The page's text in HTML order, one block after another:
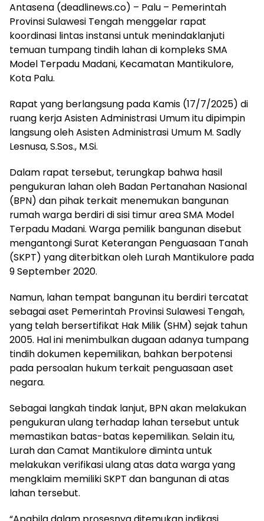
Antasena (deadlinews.co) – Palu – Pemerintah
Provinsi Sulawesi Tengah menggelar rapat
koordinasi lintas instansi untuk menindaklanjuti
temuan tumpang tindih lahan di kompleks SMA
Model Terpadu Madani, Kecamatan Mantikulore,
Kota Palu.
Rapat yang berlangsung pada Kamis (17/7/2025) di
ruang kerja Asisten Administrasi Umum itu dipimpin
langsung oleh Asisten Administrasi Umum M. Sadly
Lesnusa, S.Sos., M.Si.
Dalam rapat tersebut, terungkap bahwa hasil
pengukuran lahan oleh Badan Pertanahan Nasional
(BPN) dan pihak terkait menemukan bangunan
rumah warga berdiri di sisi timur area SMA Model
Terpadu Madani. Warga pemilik bangunan disebut
mengantongi Surat Keterangan Penguasaan Tanah
(SKPT) yang diterbitkan oleh Lurah Mantikulore pada
9 September 2020.
Namun, lahan tempat bangunan itu berdiri tercatat
sebagai aset Pemerintah Provinsi Sulawesi Tengah,
yang telah bersertifikat Hak Milik (SHM) sejak tahun
2005. Hal ini menimbulkan dugaan adanya tumpang
tindih dokumen kepemilikan, bahkan berpotensi
pada persoalan hukum terkait penguasaan aset
negara.
Sebagai langkah tindak lanjut, BPN akan melakukan
pengukuran ulang terhadap lahan tersebut untuk
memastikan batas-batas kepemilikan. Selain itu,
Lurah dan Camat Mantikulore diminta untuk
melakukan verifikasi ulang atas data warga yang
mengklaim memiliki SKPT dan bangunan di atas
lahan tersebut.